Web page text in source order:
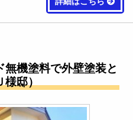
無機塗料で外壁塗装と
邸）